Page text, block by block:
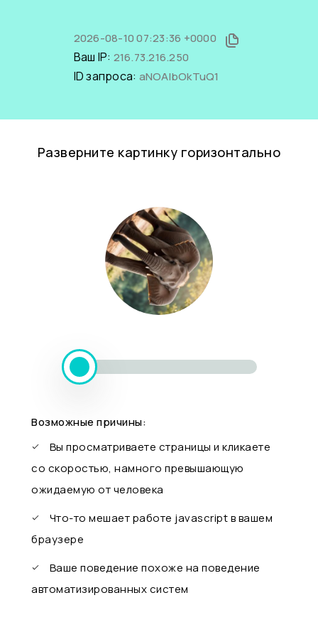
2026-08-10 07:23:36 +0000
Ваш IP: 216.73.216.250
ID запроса: aNOAlbOkTuQ1
Разверните картинку горизонтально
Возможные причины:
Вы просматриваете страницы и кликаете
со скоростью, намного превышающую
ожидаемую от человека
Что-то мешает работе javascript в вашем
браузере
Ваше поведение похоже на поведение
автоматизированных систем